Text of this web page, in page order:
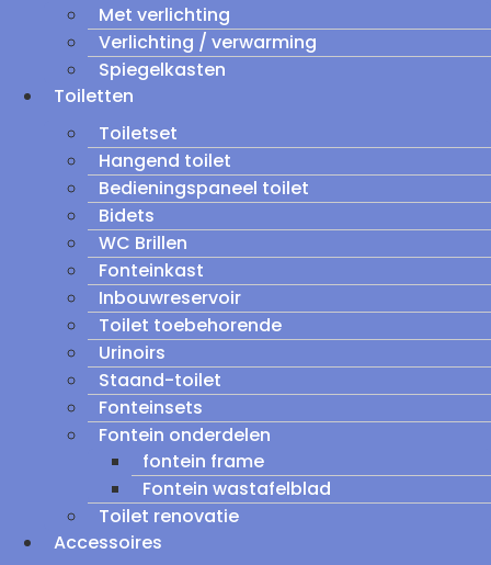
Met verlichting
Verlichting / verwarming
Spiegelkasten
Toiletten
Toiletset
Hangend toilet
Bedieningspaneel toilet
Bidets
WC Brillen
Fonteinkast
Inbouwreservoir
Toilet toebehorende
Urinoirs
Staand-toilet
Fonteinsets
Fontein onderdelen
fontein frame
Fontein wastafelblad
Toilet renovatie
Accessoires